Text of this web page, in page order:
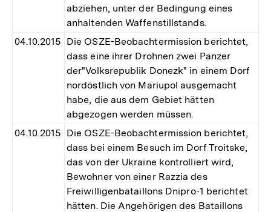
abziehen, unter der Bedingung eines
anhaltenden Waffenstillstands.
04.10.2015 Die OSZE-Beobachtermission berichtet,
dass eine ihrer Drohnen zwei Panzer
der"Volksrepublik Donezk" in einem Dorf
nordöstlich von Mariupol ausgemacht
habe, die aus dem Gebiet hätten
abgezogen werden müssen.
04.10.2015 Die OSZE-Beobachtermission berichtet,
dass bei einem Besuch im Dorf Troitske,
das von der Ukraine kontrolliert wird,
Bewohner von einer Razzia des
Freiwilligenbataillons Dnipro-1 berichtet
hätten. Die Angehörigen des Bataillons